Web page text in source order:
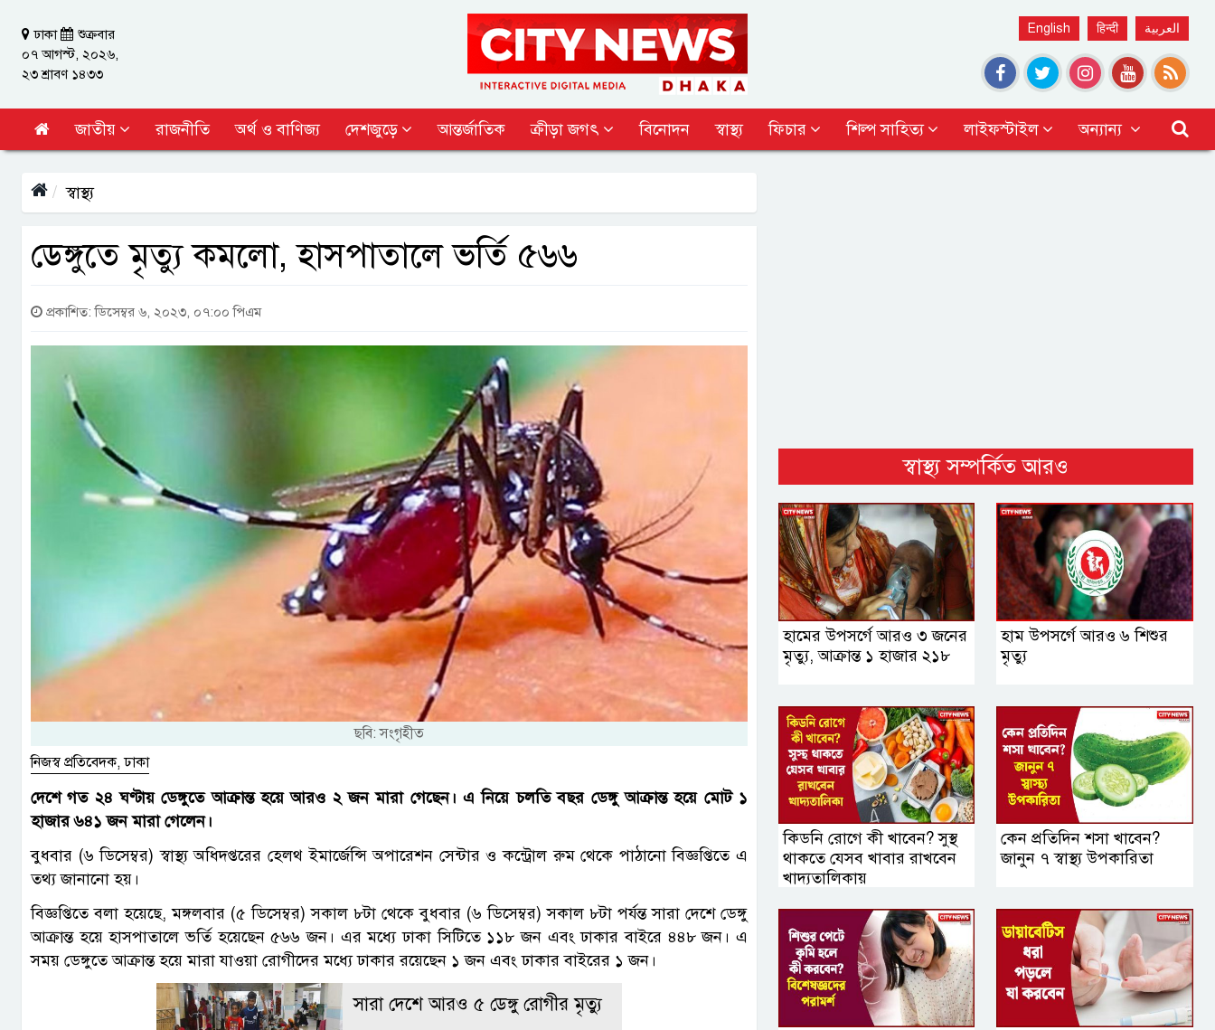
ঢাকা
শুক্রবার
০৭ আগস্ট, ২০২৬,
২৩ শ্রাবণ ১৪৩৩
English हिन्दी العربية
জাতীয় রাজনীতি অর্থ ও বাণিজ্য দেশজুড়ে আন্তর্জাতিক ক্রীড়া জগৎ বিনোদন স্বাস্থ্য ফিচার শিল্প সাহিত্য লাইফস্টাইল অন্যান্য
স্বাস্থ্য
ডেঙ্গুতে মৃত্যু কমলো, হাসপাতালে ভর্তি ৫৬৬
প্রকাশিত: ডিসেম্বর ৬, ২০২৩, ০৭:০০ পিএম
ছবি: সংগৃহীত
নিজস্ব প্রতিবেদক, ঢাকা
দেশে গত ২৪ ঘণ্টায় ডেঙ্গুতে আক্রান্ত হয়ে আরও ২ জন মারা গেছেন। এ নিয়ে চলতি বছর ডেঙ্গু আক্রান্ত হয়ে মোট ১
হাজার ৬৪১ জন মারা গেলেন।
বুধবার (৬ ডিসেম্বর) স্বাস্থ্য অধিদপ্তরের হেলথ ইমার্জেন্সি অপারেশন সেন্টার ও কন্ট্রোল রুম থেকে পাঠানো বিজ্ঞপ্তিতে এ
তথ্য জানানো হয়।
বিজ্ঞপ্তিতে বলা হয়েছে, মঙ্গলবার (৫ ডিসেম্বর) সকাল ৮টা থেকে বুধবার (৬ ডিসেম্বর) সকাল ৮টা পর্যন্ত সারা দেশে ডেঙ্গু
আক্রান্ত হয়ে হাসপাতালে ভর্তি হয়েছেন ৫৬৬ জন। এর মধ্যে ঢাকা সিটিতে ১১৮ জন এবং ঢাকার বাইরে ৪৪৮ জন। এ
সময় ডেঙ্গুতে আক্রান্ত হয়ে মারা যাওয়া রোগীদের মধ্যে ঢাকার রয়েছেন ১ জন এবং ঢাকার বাইরের ১ জন।
সারা দেশে আরও ৫ ডেঙ্গু রোগীর মৃত্যু
স্বাস্থ্য সম্পর্কিত আরও
হামের উপসর্গে আরও ৩ জনের
মৃত্যু, আক্রান্ত ১ হাজার ২১৮
হাম উপসর্গে আরও ৬ শিশুর
মৃত্যু
কিডনি রোগে কী খাবেন? সুস্থ
থাকতে যেসব খাবার রাখবেন
খাদ্যতালিকায়
কেন প্রতিদিন শসা খাবেন?
জানুন ৭ স্বাস্থ্য উপকারিতা